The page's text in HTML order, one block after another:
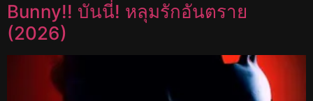
Bunny!! บันนี่! หลุมรักอันตราย
(2026)